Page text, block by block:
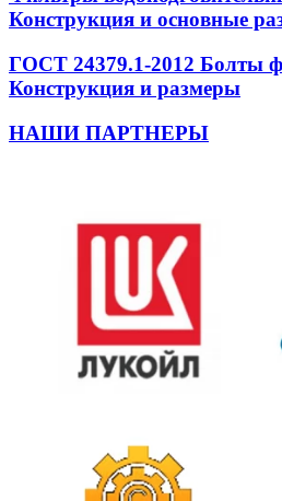
Конструкция и основные
ГОСТ 24379.1-2012 Болты
Конструкция и размеры
НАШИ ПАРТНЕРЫ